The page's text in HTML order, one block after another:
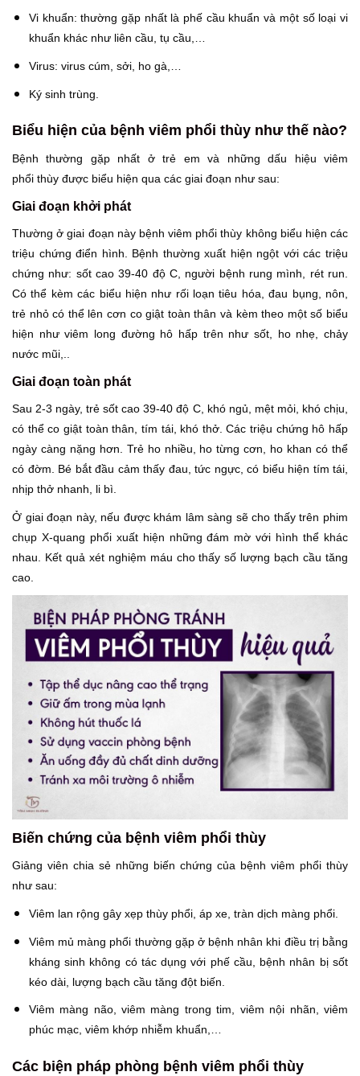
Vi khuẩn: thường gặp nhất là phế cầu khuẩn và một số loại vi
khuẩn khác như liên cầu, tụ cầu,…
Virus: virus cúm, sởi, ho gà,…
Ký sinh trùng.
Biểu hiện của bệnh viêm phổi thùy như thế nào?
Bệnh thường gặp nhất ở trẻ em và những dấu hiệu viêm
phổi thùy được biểu hiện qua các giai đoạn như sau:
Giai đoạn khởi phát
Thường ở giai đoạn này bệnh viêm phổi thùy không biểu hiện các
triệu chứng điển hình. Bệnh thường xuất hiện ngột với các triệu
chứng như: sốt cao 39-40 độ C, người bệnh rung mình, rét run.
Có thể kèm các biểu hiện như rối loạn tiêu hóa, đau bụng, nôn,
trẻ nhỏ có thể lên cơn co giật toàn thân và kèm theo một số biểu
hiện như viêm long đường hô hấp trên như sốt, ho nhẹ, chảy
nước mũi,..
Giai đoạn toàn phát
Sau 2-3 ngày, trẻ sốt cao 39-40 độ C, khó ngủ, mệt mỏi, khó chịu,
có thể co giật toàn thân, tím tái, khó thở. Các triệu chứng hô hấp
ngày càng nặng hơn. Trẻ ho nhiều, ho từng cơn, ho khan có thể
có đờm. Bé bắt đầu cảm thấy đau, tức ngực, có biểu hiện tím tái,
nhịp thở nhanh, li bì.
Ở giai đoạn này, nếu được khám lâm sàng sẽ cho thấy trên phim
chụp X-quang phổi xuất hiện những đám mờ với hình thể khác
nhau. Kết quả xét nghiệm máu cho thấy số lượng bạch cầu tăng
cao.
Biến chứng của bệnh viêm phổi thùy
Giảng viên chia sẻ những biến chứng của bệnh viêm phổi thùy
như sau:
Viêm lan rộng gây xẹp thùy phổi, áp xe, tràn dịch màng phổi.
Viêm mủ màng phổi thường gặp ở bệnh nhân khi điều trị bằng
kháng sinh không có tác dụng với phế cầu, bệnh nhân bị sốt
kéo dài, lượng bạch cầu tăng đột biến.
Viêm màng não, viêm màng trong tim, viêm nội nhãn, viêm
phúc mạc, viêm khớp nhiễm khuẩn,…
Các biện pháp phòng bệnh viêm phổi thùy